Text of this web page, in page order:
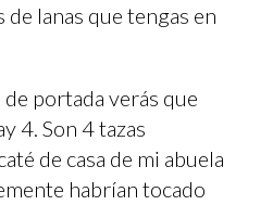
lanas que tengas en
portada verás que
4. Son 4 tazas
de casa de mi abuela
habrían tocado